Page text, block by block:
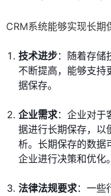
CRM系统能够实现长期
技术进步：随着存储
不断提高，能够支持
据保存。
企业需求：企业对于
据进行长期保存，以
析。长期保存的数据
企业进行决策和优化。
法律法规要求：一些